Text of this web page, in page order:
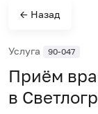
← Назад
Услуга 90-047
Приём
в